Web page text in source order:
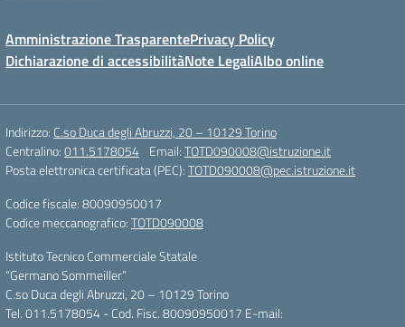
Amministrazione TrasparentePrivacy Policy
Dichiarazione di accessibilitàNote LegaliAlbo online
Indirizzo: C.so Duca degli Abruzzi, 20 – 10129 Torino
Centralino:011.5178054 Email:TOTD090008@istruzione.it
Posta elettronica certificata (PEC):TOTD090008@pec.istruzione.it
Codice fiscale: 80090950017
Codice meccanografico:TOTD090008
Istituto Tecnico Commerciale Statale
“Germano Sommeiller”
C.so Duca degli Abruzzi, 20 – 10129 Torino
Tel. 011.5178054 - Cod. Fisc. 80090950017 E-mail: